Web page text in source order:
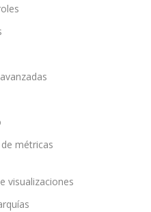
métricas
visualizaciones